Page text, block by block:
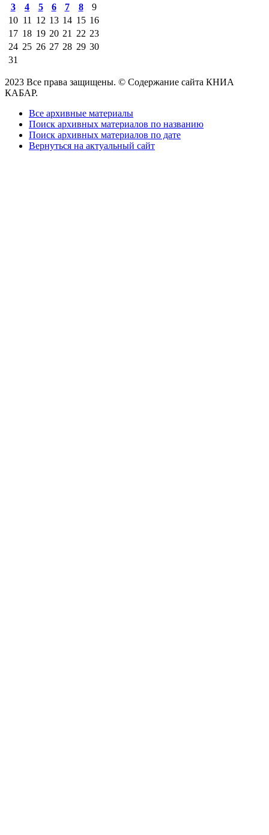
3
4 5 6 7 8
9
10 11 12 13 14 15 16
17 18 19 20 21 22 23
24 25 26 27 28 29 30
31
2023 Все права защищены. © Содержание сайта КНИА
КАБАР.
Все архивные материалы
Поиск архивных материалов по названию
Поиск архивных материалов по дате
Вернуться на актуальный сайт